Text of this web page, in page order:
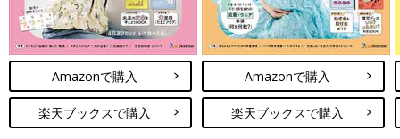
Amazonで購入
楽天ブックスで購入
Amazonで購入
楽天ブックスで購入